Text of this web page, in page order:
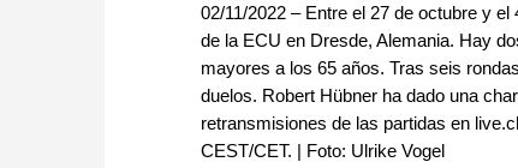
02/11/2022 – Entre el 27 de octubre y
de la ECU en Dresde, Alemania. Hay
mayores a los 65 años. Tras seis
duelos. Robert Hübner ha dado una
retransmisiones de las partidas en
CEST/CET. | Foto: Ulrike Vogel